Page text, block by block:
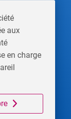
aux
en charge